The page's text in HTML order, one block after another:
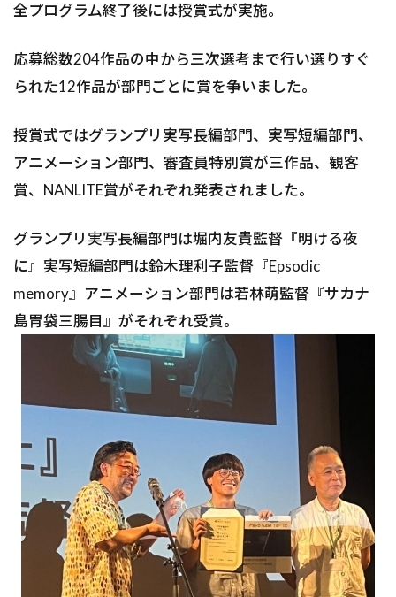
全プログラム終了後には授賞式が実施。
応募総数204作品の中から三次選考まで行い選りすぐ
られた12作品が部門ごとに賞を争いました。
授賞式ではグランプリ実写長編部門、実写短編部門、
アニメーション部門、審査員特別賞が三作品、観客
賞、NANLITE賞がそれぞれ発表されました。
グランプリ実写長編部門は堀内友貴監督『明ける夜
に』実写短編部門は鈴木理利子監督『Epsodic
memory』アニメーション部門は若林萌監督『サカナ
島胃袋三腸目』がそれぞれ受賞。